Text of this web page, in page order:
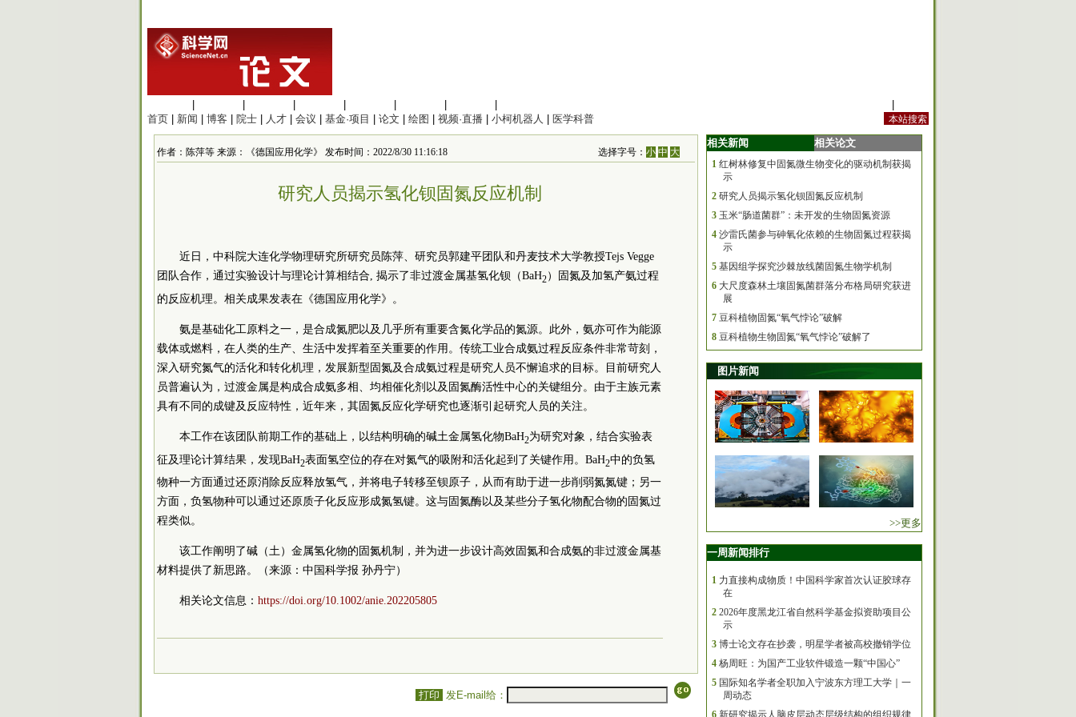
首页
新闻 博客 院士 人才 会议 基金·项目 论文 绘图 视频·直播 小柯机器人 医学科普
作者：陈萍等 来源：《德国应用化学》 发布时间：2022/8/30 11:16:18 选择字号：小 中 大
研究人员揭示氢化钡固氮反应机制
近日， 中科院大连化学物理研究所研究员陈萍、研究员郭建平团队和丹麦技术大学教授Tejs Vegge
团队合作，通过实验设计与理论计算相结合, 揭示了非过渡金属基氢化钡（BaH2）固氮及加氢产氨过程
的反应机理。相关成果发表在《德国应用化学》。
氨是基础化工原料之一，是合成氮肥以及几乎所有重要含氮化学品的氮源。此外，氨亦可作为能源
载体或燃料，在人类的生产、生活中发挥着至关重要的作用。传统工业合成氨过程反应条件非常苛刻，
深入研究氮气的活化和转化机理，发展新型固氮及合成氨过程是研究人员不懈追求的目标。目前研究人
员普遍认为，过渡金属是构成合成氨多相、均相催化剂以及固氮酶活性中心的关键组分。由于主族元素
具有不同的成键及反应特性，近年来，其固氮反应化学研究也逐渐引起研究人员的关注。
本工作在该团队前期工作的基础上，以结构明确的碱土金属氢化物BaH2为研究对象，结合实验表
征及理论计算结果，发现BaH2表面氢空位的存在对氮气的吸附和活化起到了关键作用。BaH2中的负氢
物种一方面通过还原消除反应释放氢气，并将电子转移至钡原子，从而有助于进一步削弱氮氮键；另一
方面，负氢物种可以通过还原质子化反应形成氮氢键。这与固氮酶以及某些分子氢化物配合物的固氮过
程类似。
该工作阐明了碱（土）金属氢化物的固氮机制，并为进一步设计高效固氮和合成氨的非过渡金属基
材料提供了新思路。（来源：中国科学报 孙丹宁）
相关论文信息： https://doi.org/10.1002/anie.202205805
打印 发E-mail给：
相关新闻 相关论文
1 红树林修复中固氮微生物变化的驱动机制获揭
示
2 研究人员揭示氢化钡固氮反应机制
3 玉米“肠道菌群”：未开发的生物固氮资源
4 沙雷氏菌参与砷氧化依赖的生物固氮过程获揭
示
5 基因组学探究沙棘放线菌固氮生物学机制
6 大尺度森林土壤固氮菌群落分布格局研究获进
展
7 豆科植物固氮“氧气悖论”破解
8 豆科植物生物固氮“氧气悖论”破解了
图片新闻
>>更多
一周新闻排行
1 力直接构成物质！中国科学家首次认证胶球存
在
2 2026年度黑龙江省自然科学基金拟资助项目公
示
3 博士论文存在抄袭，明星学者被高校撤销学位
4 杨周旺：为国产工业软件锻造一颗“中国心”
5 国际知名学者全职加入宁波东方理工大学｜一
周动态
6 新研究揭示人脑皮层动态层级结构的组织规律